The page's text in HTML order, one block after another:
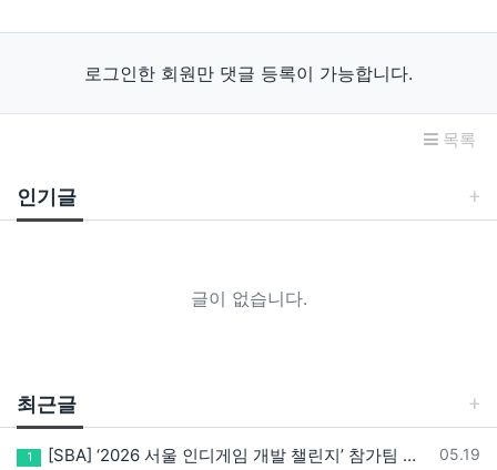
로그인한 회원만 댓글 등록이 가능합니다.
목록
인기글
글이 없습니다.
최근글
등록일
05.19
1 [SBA] ‘2026 서울 인디게임 개발 챌린지’ 참가팀 모집